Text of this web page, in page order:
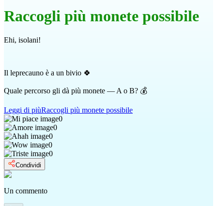
Raccogli più monete possibile
Ehi, isolani!
Il leprecauno è a un bivio 🍀
Quale percorso gli dà più monete — A o B? 💰
Leggi di piùRaccogli più monete possibile
0
0
0
0
0
Condividi
Un commento